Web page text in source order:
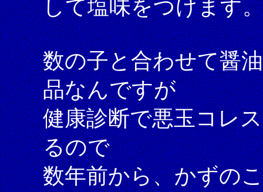
して塩味をつけます
数の子と合わせて醤
品なんですが
健康診断で悪玉コレ
るので
数年前から、かずの